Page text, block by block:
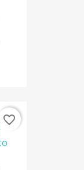
favorite_border